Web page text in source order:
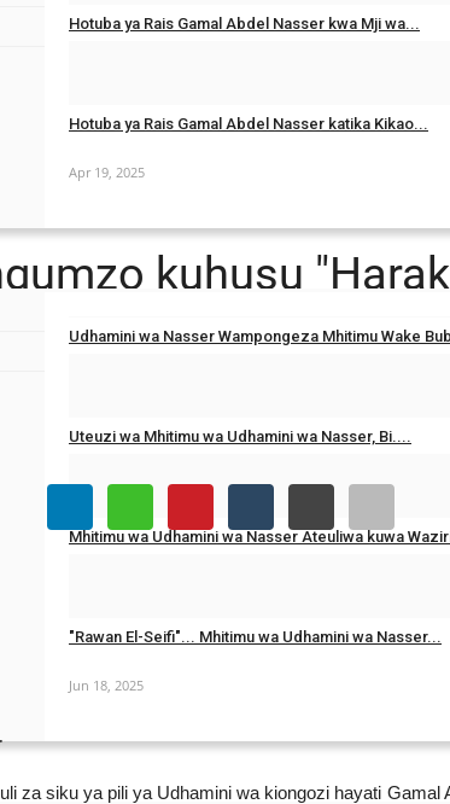
Hotuba ya Rais Gamal Abdel Nasser kwa Mji wa...
Hotuba ya Rais Gamal Abdel Nasser katika Kikao...
Apr 19, 2025
Udhamini wa Nasser Wampongeza Mhitimu Wake
Uteuzi wa Mhitimu wa Udhamini wa Nasser, Bi....
Apr 22, 2026
Mhitimu wa Udhamini wa Nasser Ateuliwa kuwa
"Rawan El-Seifi"... Mhitimu wa Udhamini wa Nasser...
Jun 18, 2025
na Upande Wowote" katika hitimisho la siku ya pili ya Udhamini
kuhusu
la siku ya pili
za siku ya pili ya Udhamini wa kiongozi hayati